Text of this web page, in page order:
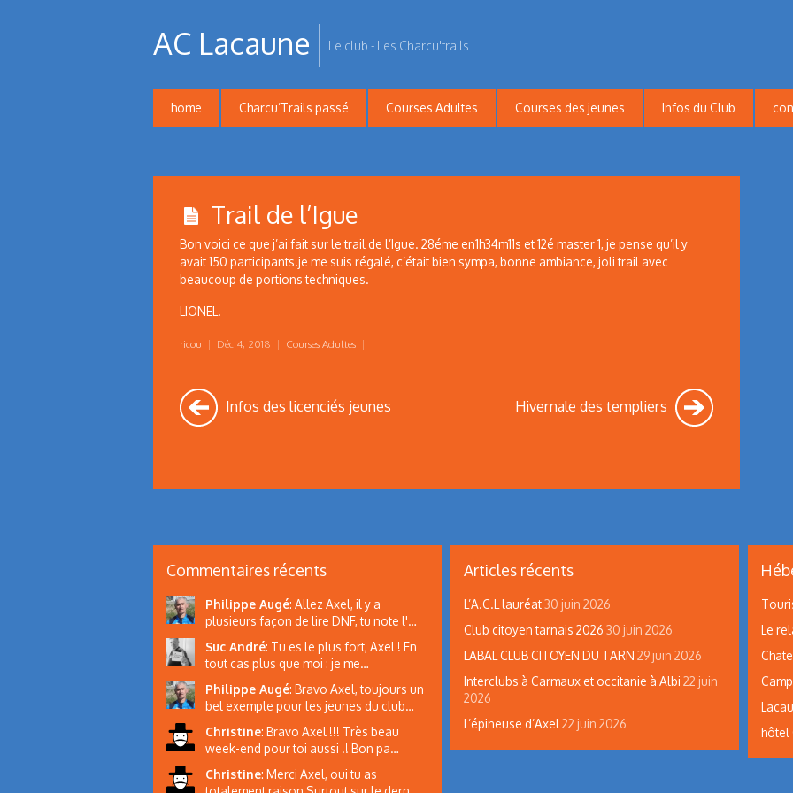
AC Lacaune Le club - Les Charcu'trails
home Charcu’Trails passé Courses Adultes Courses des jeunes Infos du Club
Trail de l’Igue
Bon voici ce que j’ai fait sur le trail de l’Igue. 28éme en1h34m11s et 12é master 1, je pense qu’il y
avait 150 participants.je me suis régalé, c’était bien sympa, bonne ambiance, joli trail avec
beaucoup de portions techniques.
LIONEL.
ricou | Déc 4, 2018 | Courses Adultes |
Infos des licenciés jeunes Hivernale des templiers
Commentaires récents
Philippe Augé: Allez Axel, il y a
plusieurs façon de lire DNF, tu note l'…
Suc André: Tu es le plus fort, Axel ! En
tout cas plus que moi : je me…
Philippe Augé: Bravo Axel, toujours un
bel exemple pour les jeunes du club…
Christine: Bravo Axel !!! Très beau
week-end pour toi aussi !! Bon pa…
Christine: Merci Axel, oui tu as
Articles récents
L’A.C.L lauréat30 juin 2026
Club citoyen tarnais 2026 30 juin 2026
LABAL CLUB CITOYEN DU TARN 29 juin 2026
Interclubs à Carmaux et occitanie à Albi 22 juin
2026
L’épineuse d’Axel 22 juin 2026
Le
hôtel